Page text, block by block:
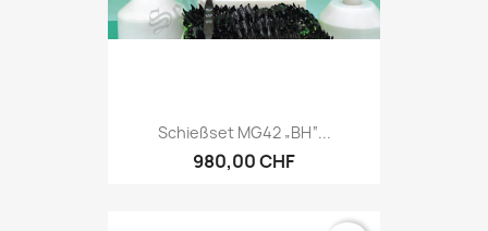
Schießset MG42 „BH“...
980,00 CHF